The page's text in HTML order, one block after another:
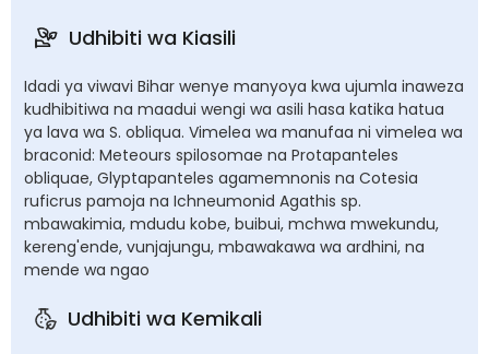
Udhibiti wa Kiasili
Idadi ya viwavi Bihar wenye manyoya kwa ujumla inaweza
kudhibitiwa na maadui wengi wa asili hasa katika hatua
ya lava wa S. obliqua. Vimelea wa manufaa ni vimelea wa
braconid: Meteours spilosomae na Protapanteles
obliquae, Glyptapanteles agamemnonis na Cotesia
ruficrus pamoja na Ichneumonid Agathis sp.
mbawakimia, mdudu kobe, buibui, mchwa mwekundu,
kereng'ende, vunjajungu, mbawakawa wa ardhini, na
mende wa ngao
Udhibiti wa Kemikali